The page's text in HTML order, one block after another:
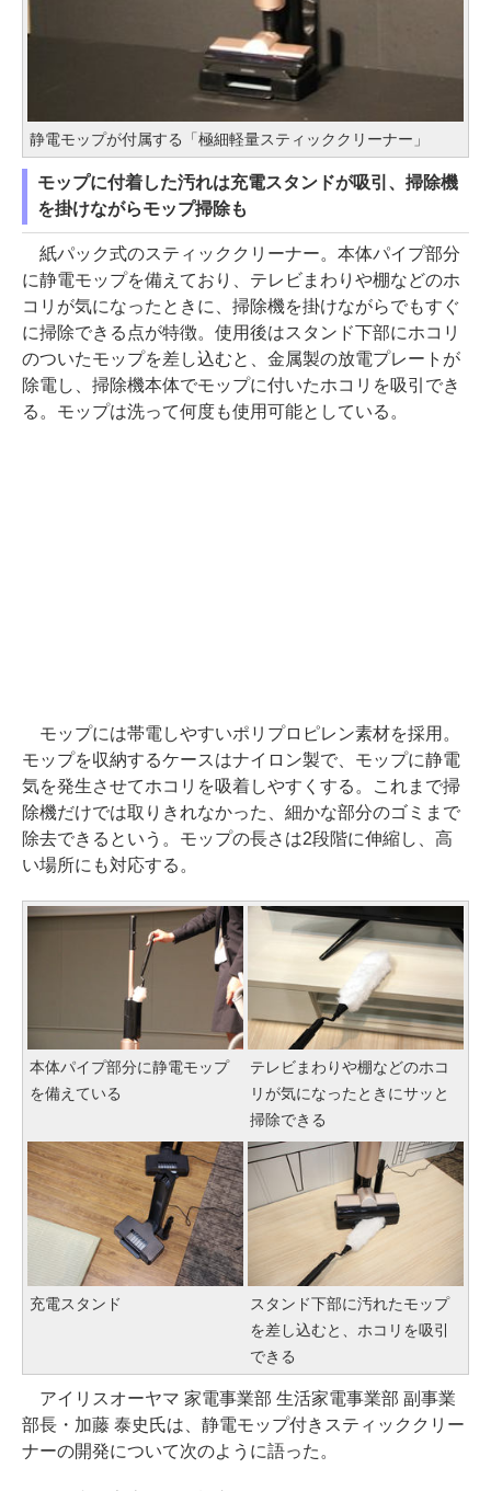
静電モップが付属する「極細軽量スティッククリーナー」
モップに付着した汚れは充電スタンドが吸引、掃除機
を掛けながらモップ掃除も
紙パック式のスティッククリーナー。本体パイプ部分
に静電モップを備えており、テレビまわりや棚などのホ
コリが気になったときに、掃除機を掛けながらでもすぐ
に掃除できる点が特徴。使用後はスタンド下部にホコリ
のついたモップを差し込むと、金属製の放電プレートが
除電し、掃除機本体でモップに付いたホコリを吸引でき
る。モップは洗って何度も使用可能としている。
モップには帯電しやすいポリプロピレン素材を採用。
モップを収納するケースはナイロン製で、モップに静電
気を発生させてホコリを吸着しやすくする。これまで掃
除機だけでは取りきれなかった、細かな部分のゴミまで
除去できるという。モップの長さは2段階に伸縮し、高
い場所にも対応する。
本体パイプ部分に静電モップ
を備えている
テレビまわりや棚などのホコ
リが気になったときにサッと
掃除できる
充電スタンド
スタンド下部に汚れたモップ
を差し込むと、ホコリを吸引
できる
アイリスオーヤマ 家電事業部 生活家電事業部 副事業
部長・加藤 泰史氏は、静電モップ付きスティッククリー
ナーの開発について次のように語った。